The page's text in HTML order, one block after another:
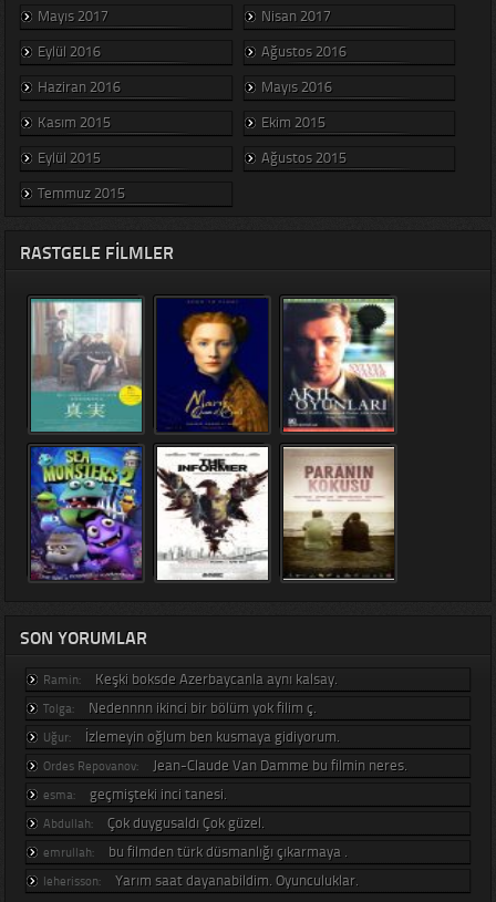
Mayıs 2017
Nisan 2017
Eylül 2016
Ağustos 2016
Haziran 2016
Mayıs 2016
Kasım 2015
Ekim 2015
Eylül 2015
Ağustos 2015
Temmuz 2015
RASTGELE FILMLER
SON YORUMLAR
Ramin: Keşki boksde Azerbaycanla aynı kalsay.
Tolga: Nedennnn ikinci bir bölüm yok filim ç.
Uğur: İzlemeyin oğlum ben kusmaya gidiyorum.
Ordes Repovanov: Jean-Claude Van Damme bu filmin neres.
esma: geçmişteki inci tanesi.
Abdullah: Çok duygusaldı Çok güzel.
emrullah: bu filmden türk düsmanlığı çıkarmaya .
leherisson: Yarım saat dayanabildim. Oyunculuklar.